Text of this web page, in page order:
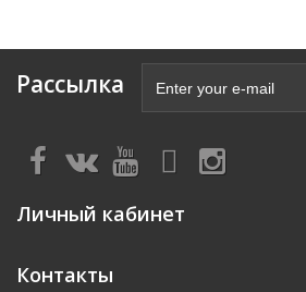
Рассылка
Личный кабинет
Контакты